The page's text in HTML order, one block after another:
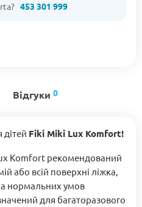
453 301 999
Відгуки 0
Fiki Miki Lux Komfort!
Komfort рекомендований
або всій поверхні ліжка,
нормальних умов
для багаторазового